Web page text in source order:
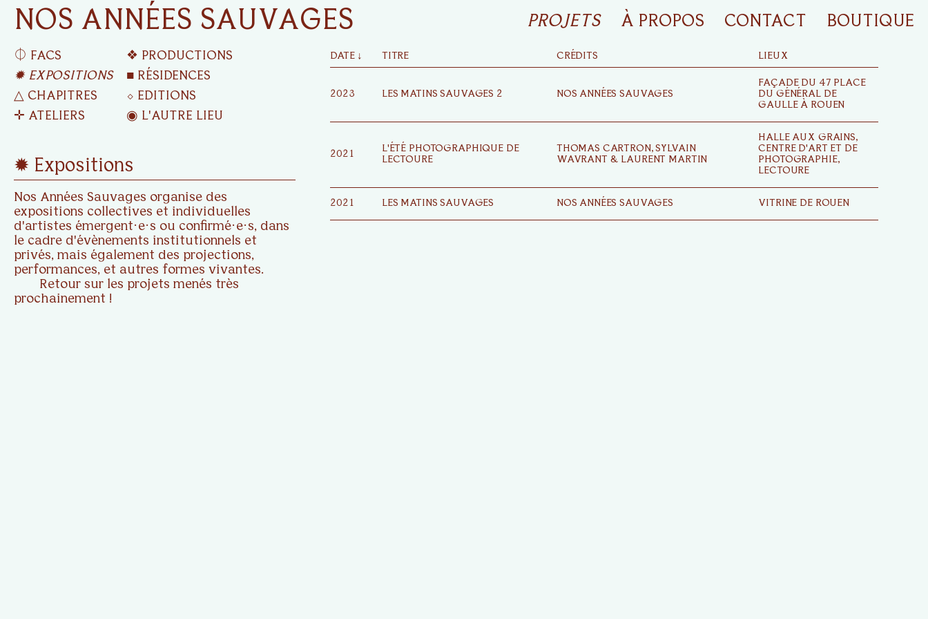
NOS ANNÉES SAUVAGES PROJETS À PROPOS CONTACT BOUTIQUE
⏀ FACS
❖ PRODUCTIONS
✹ EXPOSITIONS
■ RÉSIDENCES
△ CHAPITRES
⬦ EDITIONS
✛ ATELIERS
◉ L'AUTRE LIEU
✹ Expositions
Nos Années Sauvages organise des
expositions collectives et individuelles
d'artistes émergent·e·s ou confirmé·e·s, dans
le cadre d'évènements institutionnels et
privés, mais également des projections,
performances, et autres formes vivantes.
Retour sur les projets menés très
prochainement !
DATE ↓ TITRE CRÉDITS LIEUX
2023 LES MATINS SAUVAGES 2 NOS ANNÉES SAUVAGES
FAÇADE DU 47 PLACE
DU GÉNÉRAL DE
GAULLE À ROUEN
2021
L'ÉTÉ PHOTOGRAPHIQUE DE
LECTOURE
THOMAS CARTRON, SYLVAIN
WAVRANT & LAURENT MARTIN
HALLE AUX GRAINS,
CENTRE D'ART ET DE
PHOTOGRAPHIE,
LECTOURE
2021 LES MATINS SAUVAGES NOS ANNÉES SAUVAGES VITRINE DE ROUEN